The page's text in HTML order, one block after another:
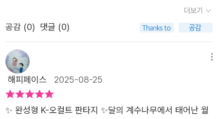
서 비롯된 존재들.. 본인들의 사리사욕을 위해서 악신이 되
고 그 악신의 졸개가 되는 상황... 이들은 다시 한번 보름을
비롯한 한국의 신들을 소멸하고자 그 악한 손길을 뻗치게 되
는데...​한국적 정서와 토속 신앙을 기반으로 한 신비스러움
그 자체인 판타지 소설 <불량 여신 - 어둠을 쫓는 달 > 거기
다가 오컬트 장르만의 으스스한 분위기와 예상하지 못했던
치명적인 사랑 이야기까지... 한마디로 장르 소설의 종합선물
세트 같은 책! 신들의 보살핌으로 평화로웠던 이 땅을 어둠
가 워낙 빠른 전개로 진행되니 드라마 보다는 영화로 만들어
지면 더 좋겠다는 생각을 했다. 그만큼 재미있게 읽었다는
얘기!!월신의 후계자로 달의 계수나무에서 태어났으나 자매
'그믐'의 계략으로 땅으로 떨어져 깊은 잠에 빠져있던 보름
은 자신의 산신을 잃고 복수를 위해 살아남아 있던 마고의
산군 산호의 울음소리에 깨어나게 된다. 산호는 깨어난 보름
에게 자신의 산신을 찾아달라 부탁했고, 보름은 그 부탁을
들어주는 대신 자신의 일을 도우라고 한다. 그렇게 월신과
냈다는 점에서 너무나도 매력적인 이야기, 바로 박에스더 작
가님의 《불량 여신 : 어둠을 쫓는 달》이네요.솔직히 '불량 여
니 나름 설득되는 면은 있네요. 검은 야구 배트를 휘두르며
악귀를 때려잡는 여신의 모습이 무척이나 험악스러우니 말
이에요. 우리의 주인공 '보름'은 월신의 후계자로 태어난 세
자매 중 첫째인데 스스로의 선택 때문에 땅으로 떨어지는 벌
더보기
공감 (0) 댓글 (0)
해피페이스 2025-08-25
✨ 완성형 K-오컬트 판타지 ✨달의 계수나무에서 태어난 월